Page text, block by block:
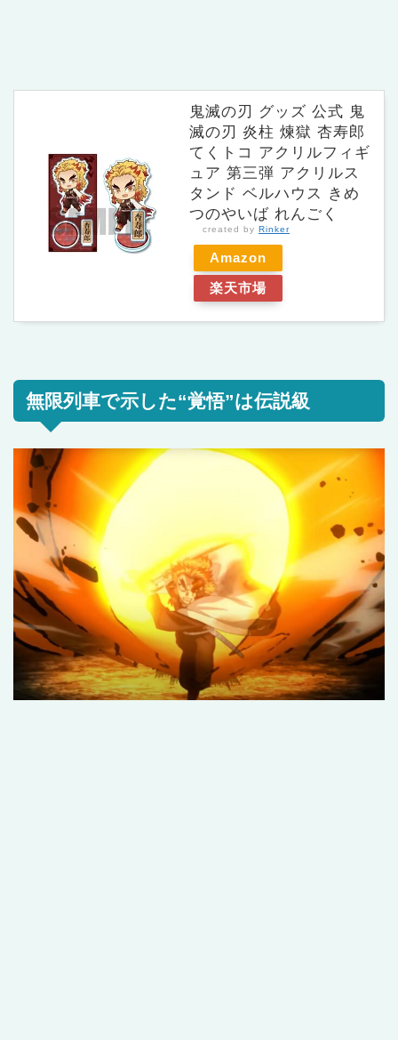
鬼滅の刃 グッズ 公式 鬼
滅の刃 炎柱 煉獄 杏寿郎
てくトコ アクリルフィギ
ュア 第三弾 アクリルス
タンド ベルハウス きめ
つのやいば れんごく
created by Rinker
Amazon
楽天市場
無限列車で示した“覚悟”は伝説級